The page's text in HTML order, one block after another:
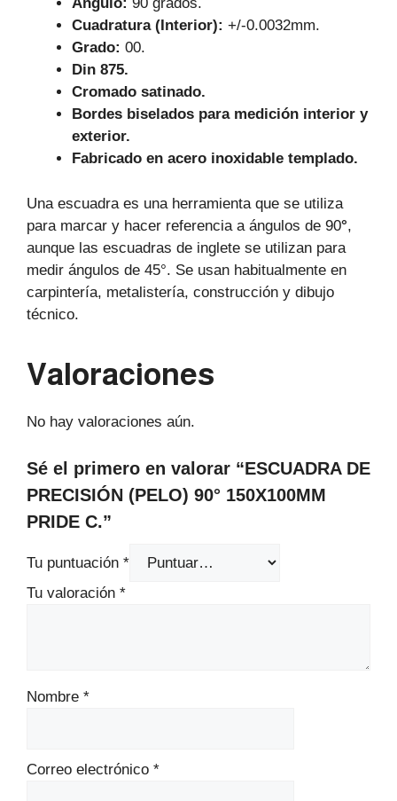
Cuadratura (Interior): +/-0.0032mm.
Grado: 00.
Din 875.
Cromado satinado.
Bordes biselados para medición interior y
exterior.
Fabricado en acero inoxidable templado.
Una escuadra es una herramienta que se utiliza
para marcar y hacer referencia a ángulos de 90°,
aunque las escuadras de inglete se utilizan para
medir ángulos de 45°. Se usan habitualmente en
carpintería, metalistería, construcción y dibujo
técnico.
Valoraciones
No hay valoraciones aún.
Sé el primero en valorar “ESCUADRA DE
PRECISIÓN (PELO) 90° 150X100MM
PRIDE C.”
Tu puntuación *
Tu valoración *
Nombre *
Correo electrónico *